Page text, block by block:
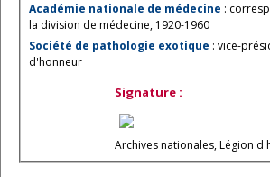
Académie nationale de médecine :
la division de médecine, 1920-1960
Société de pathologie exotique : vice-
d'honneur
Signature :
Archives nationales, Légion